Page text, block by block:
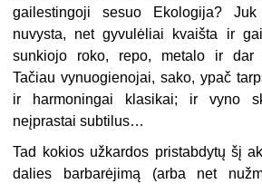
gailestingoji sesuo Ekologija?
nuvysta, net gyvulėliai kvaišta ir
sunkiojo roko, repo, metalo ir dar
Tačiau vynuogienojai, sako, ypač
ir harmoningai klasikai; ir vyno
neįprastai subtilus…
Tad kokios užkardos pristabdytų šį
dalies barbarėjimą (arba net